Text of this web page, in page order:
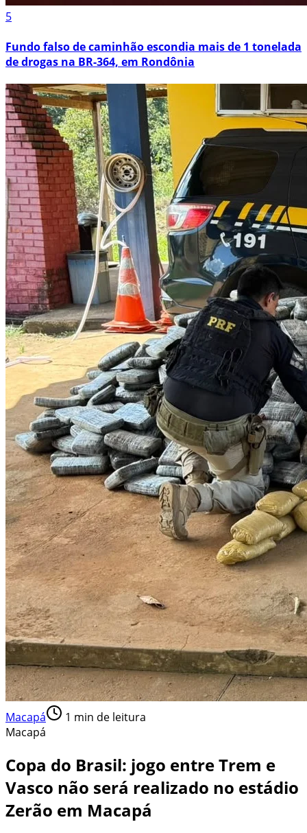
5
Fundo falso de caminhão escondia mais de 1 tonelada
de drogas na BR-364, em Rondônia
Macapá 1 min de leitura
Macapá
Copa do Brasil: jogo entre Trem e
Vasco não será realizado no estádio
Zerão em Macapá